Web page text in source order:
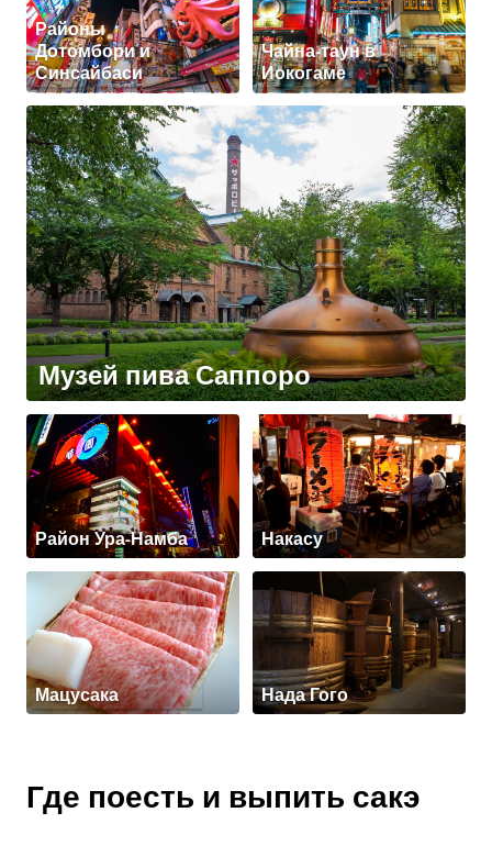
Районы
Дотомбори и
Синсайбаси
Чайна-таун в
Иокогаме
Музей пива Саппоро
Район Ура-Намба Накасу
Мацусака Нада Гого
Где поесть и выпить сакэ